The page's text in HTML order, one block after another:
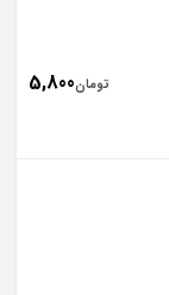
تومان5,800